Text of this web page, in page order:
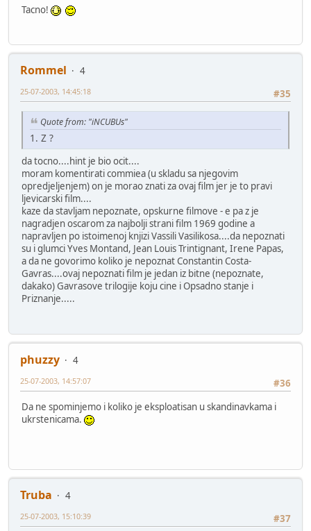
Tacno!
Rommel
4
#35
25-07-2003, 14:45:18
Quote from: "iNCUBUs"
1. Z ?
da tocno....hint je bio ocit....
moram komentirati commiea (u skladu sa njegovim
opredjeljenjem) on je morao znati za ovaj film jer je to pravi
ljevicarski film....
kaze da stavljam nepoznate, opskurne filmove - e pa z je
nagradjen oscarom za najbolji strani film 1969 godine a
napravljen po istoimenoj knjizi Vassili Vasilikosa....da nepoznati
su i glumci Yves Montand, Jean Louis Trintignant, Irene Papas,
a da ne govorimo koliko je nepoznat Constantin Costa-
Gavras....ovaj nepoznati film je jedan iz bitne (nepoznate,
dakako) Gavrasove trilogije koju cine i Opsadno stanje i
Priznanje.....
phuzzy
4
#36
25-07-2003, 14:57:07
Da ne spominjemo i koliko je eksploatisan u skandinavkama i
ukrstenicama.
Truba
4
#37
25-07-2003, 15:10:39